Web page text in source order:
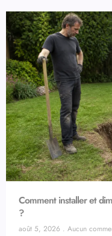
Comment installer et
?
août 5, 2026 Aucun